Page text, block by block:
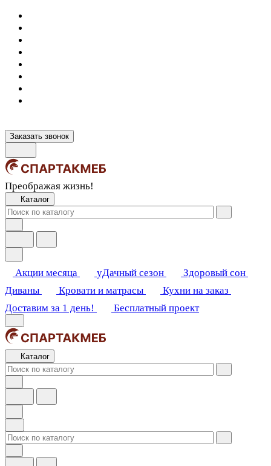
Заказать звонок
Преображая жизнь!
Каталог
Акции месяца уДачный сезон
Здоровый сон
Диваны
Кровати и матрасы
Кухни на заказ
Доставим за 1 день!
Бесплатный проект
Каталог